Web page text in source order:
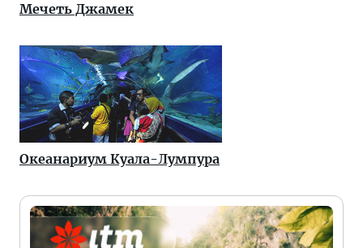
Мечеть Джамек
Океанариум Куала-Лумпура